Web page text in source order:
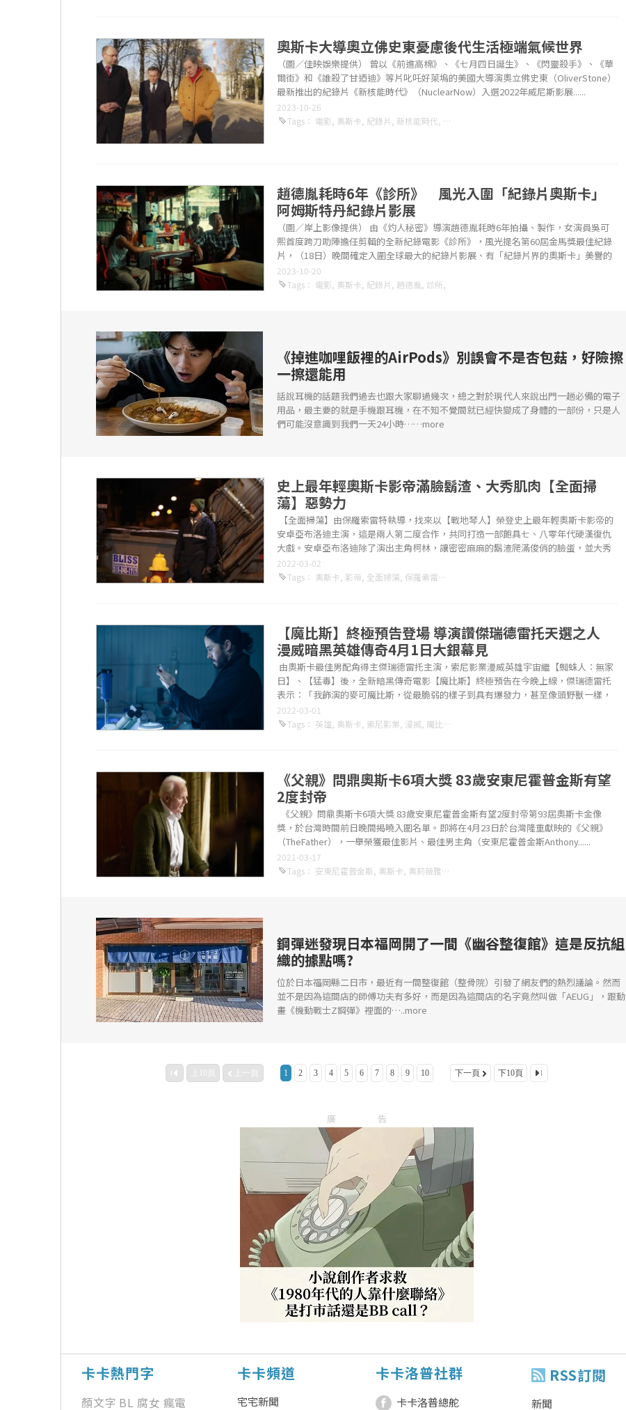
奧斯卡大導奧立佛史東憂慮後代生活極端氣候世界
（圖／佳映娛樂提供） 曾以《前進高棉》、《七月四日誕生》、《閃靈殺手》、《華
爾街》和《誰殺了甘迺迪》等片叱吒好萊塢的美國大導演奧立佛史東（OliverStone）
最新推出的紀錄片《新核能時代》（NuclearNow）入選2022年威尼斯影展......
2023-10-26
Tags ： 電影, 奧斯卡, 紀錄片 , 新核能時代, 奧立佛史東
趙德胤耗時6年《診所》 風光入圍「紀錄片奧斯卡」
阿姆斯特丹紀錄片影展
（圖／岸上影像提供） 由《灼人秘密》導演趙德胤耗時6年拍攝、製作，女演員吳可
熙首度跨刀助陣擔任剪輯的全新紀錄電影《診所》，風光提名第60屆金馬獎最佳紀錄
片，（18日）晚間確定入圍全球最大的紀錄片影展、有「紀錄片界的奧斯卡」美譽的
2023荷蘭......
2023-10-20
Tags ： 電影, 奧斯卡, 紀錄片 , 趙德胤, 診所,
《掉進咖哩飯裡的AirPods》別誤會不是杏包菇，好險擦
一擦還能用
話說耳機的話題我們過去也跟大家聊過幾次，總之對於現代人來說出門一趟必備的電子
用品，最主要的就是手機跟耳機，在不知不覺間就已經快變成了身體的一部份，只是人
們可能沒意識到我們一天24小時……more
史上最年輕奧斯卡影帝滿臉鬍渣、大秀肌肉【全面掃
蕩】惡勢力
【全面掃蕩】由保羅索雷特執導，找來以【戰地琴人】榮登史上最年輕奧斯卡影帝的
安卓亞布洛迪主演，這是兩人第二度合作，共同打造一部飽具七、八零年代硬漢復仇
大戲。安卓亞布洛迪除了演出主角柯林，讓密密麻麻的鬍渣爬滿俊俏的臉蛋，並大秀
精實肌肉外，也親......
2022-03-02
Tags ： 奧斯卡, 影帝, 全面掃蕩, 保羅索雷特
【魔比斯】終極預告登場 導演讚傑瑞德雷托天選之人
漫威暗黑英雄傳奇4月1日大銀幕見
由奧斯卡最佳男配角得主傑瑞德雷托主演，索尼影業漫威英雄宇宙繼【蜘蛛人：無家
日】、【猛毒】後，全新暗黑傳奇電影【魔比斯】終極預告在今晚上線，傑瑞德雷托
表示：「我飾演的麥可魔比斯，從最脆弱的樣子到具有爆發力，甚至像頭野獸一樣，
變化幅度非常之廣......
2022-03-01
Tags ： 英雄, 奧斯卡, 索尼影業, 漫威, 魔比斯
《父親》問鼎奧斯卡6項大獎 83歲安東尼霍普金斯有望
2度封帝
《父親》問鼎奧斯卡6項大獎 83歲安東尼霍普金斯有望2度封帝第93屆奧斯卡金像
獎，於台灣時間前日晚間揭曉入圍名單。即將在4月23日於台灣隆重獻映的《父親》
（TheFather），一舉榮獲最佳影片、最佳男主角（安東尼霍普金斯Anthony......
2021-03-17
Tags ： 安東尼霍普金斯, 奧斯卡, 奧莉薇雅柯爾曼
鋼彈迷發現日本福岡開了一間《幽谷整復館》這是反抗組
織的據點嗎?
位於日本福岡縣二日市，最近有一間整復館（整骨院）引發了網友們的熱烈議論。然而
並不是因為這間店的師傅功夫有多好，而是因為這間店的名字竟然叫做「AEUG」，跟動
畫《機動戰士Z鋼彈》裡面的…..more
1 2 3 4 5 6 7 8 9 10 下一頁 下10頁
廣告
卡卡熱門字
顏文字 BL 腐女 瘋電
卡卡頻道
宅宅新聞
卡卡洛普社群
卡卡洛普總舵
RSS訂閱
新聞